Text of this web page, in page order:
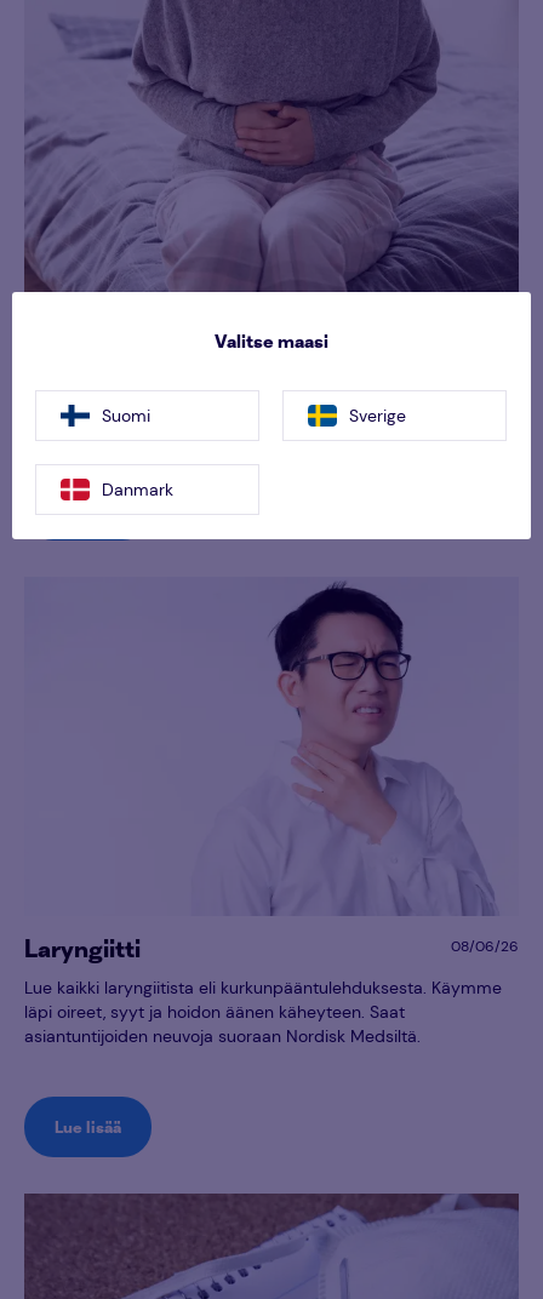
syistä, kuten toiminnallisesta dyspepsiasta ja närästyksestä,
sekä vakavista hälytysmerkeistä.
Lue lisää
Laryngiitti 08/06/26
Lue kaikki laryngiitista eli kurkunpääntulehduksesta. Käymme
läpi oireet, syyt ja hoidon äänen käheyteen. Saat
asiantuntijoiden neuvoja suoraan Nordisk Medsiltä.
Lue lisää
Valitse maasi
Suomi Sverige
Danmark